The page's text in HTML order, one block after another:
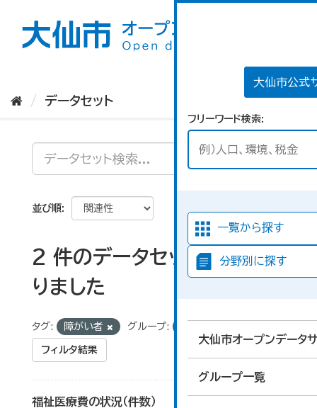
大仙市公式
フリーワード検索
一覧から探す
分野別に探す
大仙市オープンデータ
グループ一覧
データセット
並び順
2 件のデータセットが見つか
りました
タグ: 障がい者 グループ:
フィルタ結果
福祉医療費の状況（件数）